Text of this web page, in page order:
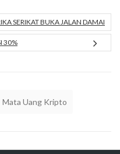
SERIKAT BUKA JALAN DAMAI
30%
Mata Uang Kripto